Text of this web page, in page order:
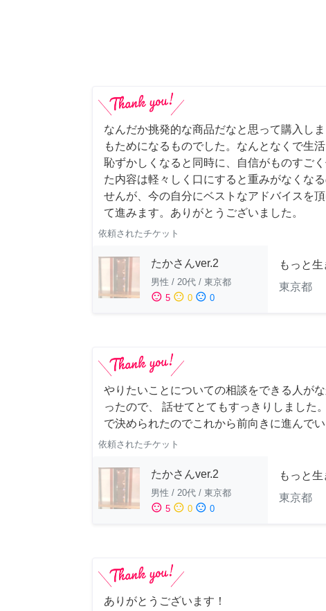
なんだか挑発的な商品だなと思って購入し
もためになるものでした。なんとなくで生
恥ずかしくなると同時に、自信がものすご
た内容は軽々しく口にすると重みがなくな
せんが、今の自分にベストなアドバイスを
て進みます。ありがとうございました。
依頼されたチケット
たかさんver.2
男性 / 20代 / 東京都
sentiment_satisfied 5 sentiment_neutral 0 sentiment_dissatisfied 0
もっと
東京都
やりたいことについての相談をできる人が
ったので、 話せてとてもすっきりしました
で決められたのでこれから前向きに進んでい
依頼されたチケット
たかさんver.2
男性 / 20代 / 東京都
sentiment_satisfied 5 sentiment_neutral 0 sentiment_dissatisfied 0
もっと
東京都
ありがとうございます！